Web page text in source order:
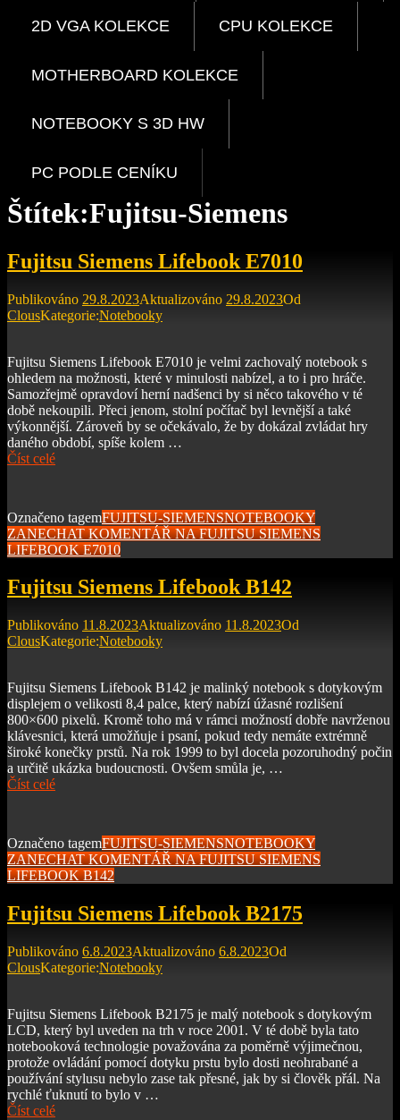
2D VGA KOLEKCE CPU KOLEKCE
MOTHERBOARD KOLEKCE
NOTEBOOKY S 3D HW
PC PODLE CENÍKU
Štítek:Fujitsu-Siemens
Fujitsu Siemens Lifebook E7010
Publikováno 29.8.2023Aktualizováno 29.8.2023Od
ClousKategorie:Notebooky
Fujitsu Siemens Lifebook E7010 je velmi zachovalý notebook s
ohledem na možnosti, které v minulosti nabízel, a to i pro hráče.
Samozřejmě opravdoví herní nadšenci by si něco takového v té
době nekoupili. Přeci jenom, stolní počítač byl levnější a také
výkonnější. Zároveň by se očekávalo, že by dokázal zvládat hry
daného období, spíše kolem …
Číst celé
Označeno tagemFUJITSU-SIEMENSNOTEBOOKY
ZANECHAT KOMENTÁŘNA FUJITSU SIEMENS
LIFEBOOK E7010
Fujitsu Siemens Lifebook B142
Publikováno 11.8.2023Aktualizováno 11.8.2023Od
ClousKategorie:Notebooky
Fujitsu Siemens Lifebook B142 je malinký notebook s dotykovým
displejem o velikosti 8,4 palce, který nabízí úžasné rozlišení
800×600 pixelů. Kromě toho má v rámci možností dobře navrženou
klávesnici, která umožňuje i psaní, pokud tedy nemáte extrémně
široké konečky prstů. Na rok 1999 to byl docela pozoruhodný počin
a určitě ukázka budoucnosti. Ovšem smůla je, …
Číst celé
Označeno tagemFUJITSU-SIEMENSNOTEBOOKY
ZANECHAT KOMENTÁŘNA FUJITSU SIEMENS
LIFEBOOK B142
Fujitsu Siemens Lifebook B2175
Publikováno 6.8.2023Aktualizováno 6.8.2023Od
ClousKategorie:Notebooky
Fujitsu Siemens Lifebook B2175 je malý notebook s dotykovým
LCD, který byl uveden na trh v roce 2001. V té době byla tato
notebooková technologie považována za poměrně výjimečnou,
protože ovládání pomocí dotyku prstu bylo dosti neohrabané a
používání stylusu nebylo zase tak přesné, jak by si člověk přál. Na
rychlé ťuknutí to bylo v …
Číst celé